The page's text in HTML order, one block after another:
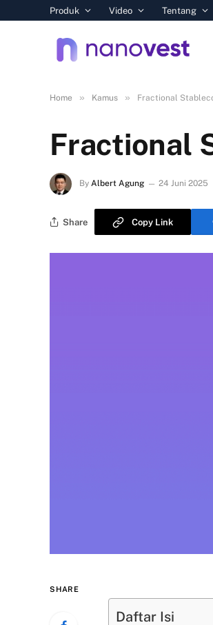
Produk Video Tentang
Home » Kamus » Fractional
Fractional
By Albert Agung 24 Juni 2025
Share Copy Link
SHARE
Daftar Isi